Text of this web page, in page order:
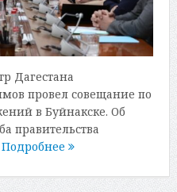
Дагестана
провел совещание по
в Буйнакске. Об
правительства
Подробнее